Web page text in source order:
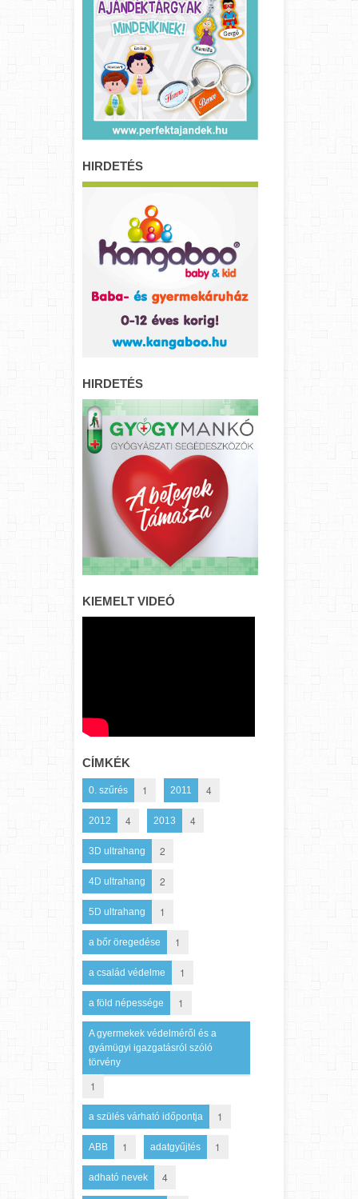
HIRDETÉS
HIRDETÉS
KIEMELT VIDEÓ
CÍMKÉK
0. szűrés 1 2011 4
2012 4 2013 4
3D ultrahang 2
4D ultrahang 2
5D ultrahang 1
a bőr öregedése 1
a család védelme 1
a föld népessége 1
A gyermekek védelméről és a
gyámügyi igazgatásról szóló
törvény
1
a szülés várható időpontja 1
ABB 1 adatgyűjtés 1
adható nevek 4